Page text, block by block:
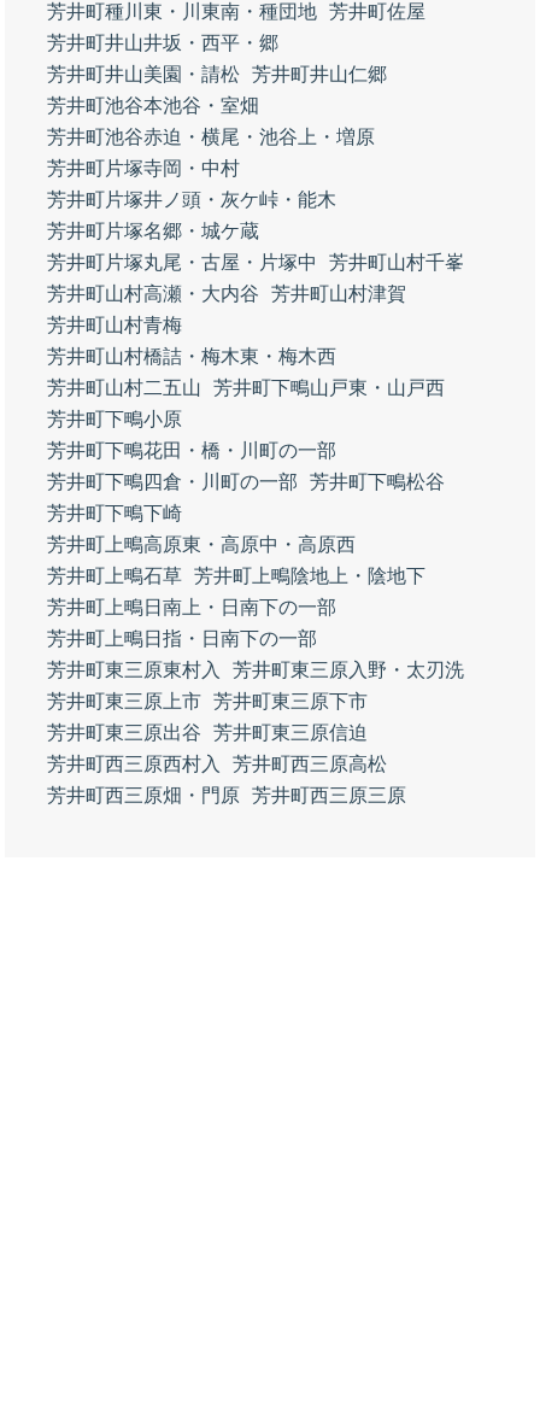
芳井町種川東・川東南・種団地 芳井町佐屋
芳井町井山井坂・西平・郷
芳井町井山美園・請松 芳井町井山仁郷
芳井町池谷本池谷・室畑
芳井町池谷赤迫・横尾・池谷上・増原
芳井町片塚寺岡・中村
芳井町片塚井ノ頭・灰ケ峠・能木
芳井町片塚名郷・城ケ蔵
芳井町片塚丸尾・古屋・片塚中
芳井町山村千峯
芳井町山村高瀬・大内谷
芳井町山村津賀
芳井町山村青梅
芳井町山村橋詰・梅木東・梅木西
芳井町山村二五山
芳井町下鴫山戸東・山戸西
芳井町下鴫小原
芳井町下鴫花田・橋・川町の一部
芳井町下鴫四倉・川町の一部
芳井町下鴫松谷
芳井町下鴫下崎
芳井町上鴫高原東・高原中・高原西
芳井町上鴫石草 芳井町上鴫陰地上・陰地下
芳井町上鴫日南上・日南下の一部
芳井町上鴫日指・日南下の一部
芳井町東三原東村入
芳井町東三原入野・太刃洗
芳井町東三原上市 芳井町東三原下市
芳井町東三原出谷
芳井町東三原信迫
芳井町西三原西村入
芳井町西三原高松
芳井町西三原畑・門原 芳井町西三原三原